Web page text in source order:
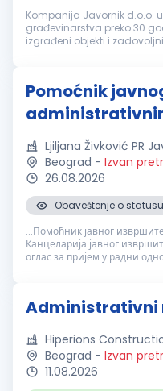
Kompanija Javornik d.o.o.
građevinarstva preko 30
izgrađeni objekti i
Pomoćnik
Ljiljana Živković PR
Beograd - Izvan
26.08.2026
Obaveštenje o
...Помоћник јавног
Канцеларија јавног
оглас за пријем у радни
Administrativni
Hiperions
Beograd - Izvan
11.08.2026